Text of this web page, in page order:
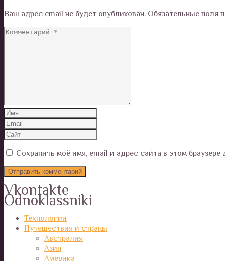
Ваш адрес email не будет опубликован. Обязательные поля
Сохранить моё имя, email и адрес сайта в этом
Vkontakte
Odnoklassniki
Технологии
Путешествия и страны
Австралия
Азия
Америка